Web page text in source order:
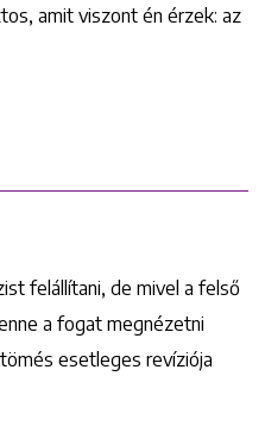
amit viszont én érzek: az
felállítani, de mivel a felső
a fogat megnézetni
esetleges revíziója